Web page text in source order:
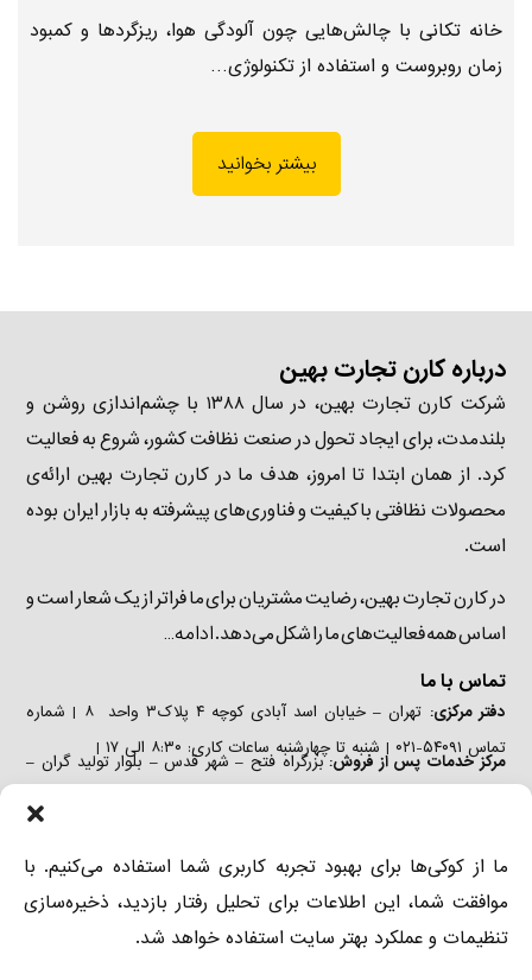
ما از کوکی‌ها برای بهبود تجربه کاربری شما استفاده می‌کنیم. با
موافقت شما، این اطلاعات برای تحلیل رفتار بازدید، ذخیره‌سازی
تنظیمات و عملکرد بهتر سایت استفاده خواهد شد.
خانه تکانی با چالش‌هایی چون آلودگی هوا، ریزگردها و کمبود
زمان روبروست و استفاده از تکنولوژی…
بیشتر بخوانید
درباره کارن تجارت بهین
شرکت کارن تجارت بهین، در سال ۱۳۸۸ با چشم‌اندازی روشن و
بلندمدت، برای ایجاد تحول در صنعت نظافت کشور، شروع به فعالیت
کرد. از همان ابتدا تا امروز، هدف ما در کارن تجارت بهین ارائه‌ی
محصولات نظافتی باکیفیت و فناوری‌های پیشرفته به بازار ایران بوده
است.
در کارن تجارت بهین، رضایت مشتریان برای ما فراتر از یک شعار است و
اساس همه فعالیت‌های ما را شکل می‌دهد.ادامه…
تماس با ما
دفتر مرکزی:
تهران – خیابان اسد آبادی کوچه ۴ پلاک۳ واحد ۸ | شماره
تماس ۵۴۰۹۱-۰۲۱ | شنبه تا چهارشنبه ساعات کاری: ۸:۳۰ الی ۱۷ |
مرکز خدمات پس از فروش:بزرگراه فتح – شهر قدس – بلوار تولید گران –
تماس ۵۴۰۹۱-۰۲۱ ٫ ۲-۸۸۹۷۳۶۸۱-۰۲۱ | شنبه تا چهارشنبه ساعات کاری:
۸:۳۰ الی ۱۷ |